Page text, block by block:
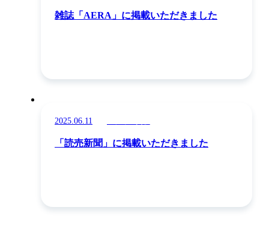
雑誌「AERA」に掲載いただきました
2025.06.11
「読売新聞」に掲載いただきました